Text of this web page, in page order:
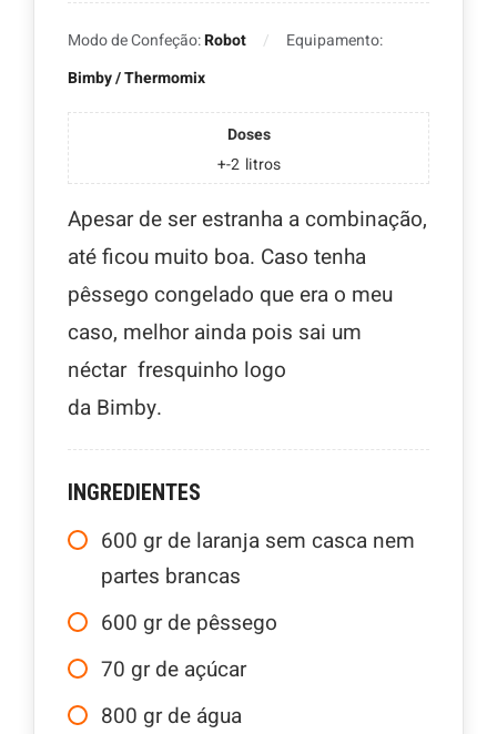
Modo de Confeção:Robot
Equipamento:
Bimby / Thermomix
Doses
+-2 litros
Apesar de ser estranha a combinação,
até ficou muito boa. Caso tenha
pêssego congelado que era o meu
caso, melhor ainda pois sai um
néctar fresquinho logo
da Bimby.
INGREDIENTES
600 gr de laranja sem casca nem
partes brancas
600 gr de pêssego
70 gr de açúcar
800 gr de água